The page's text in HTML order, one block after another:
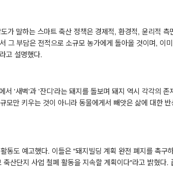
가 말하는 스마트 축산 정책은 경제적, 환경적, 윤리적 측
그 부담은 전적으로 소규모 농가에게 돌아올 것이며, 이
고 설명했다.
서 '새벽'과'잔디'라는 돼지를 돌보며 돼지 역시 각각의
모만 키우는 것이 아니라 동물에게서 빼앗은 삶에 대한
동도 예고했다. 이들은"돼지빌딩 계획 완전 폐지를 촉구
산단지 사업 철폐 활동을 지속할 계획이다"라고 밝혔다.